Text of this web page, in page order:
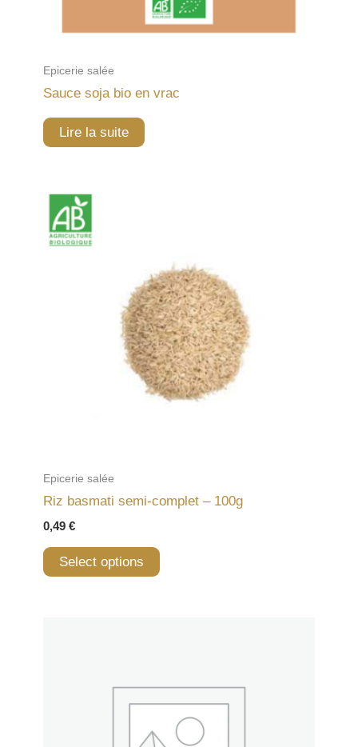
Epicerie salée
Sauce soja bio en vrac
Lire la suite
Epicerie salée
Riz basmati semi-complet – 100g
0,49 €
Select options